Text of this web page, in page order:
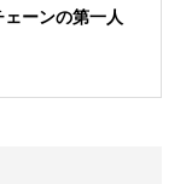
ーンの第一人